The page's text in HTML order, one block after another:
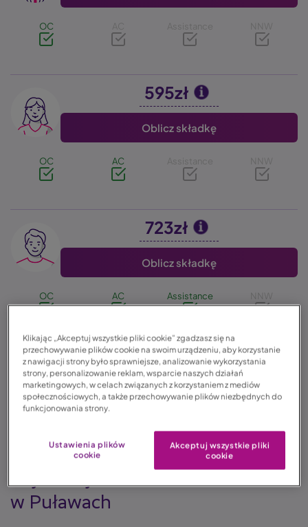
OC AC Assistance NNW
Image 595zł
Oblicz składkę
OC AC Assistance NNW
Image 723zł
Oblicz składkę
OC AC Assistance NNW
06.11.2022
Czas czytania: 3 min. 23 sek.
w Puławach
Klikając „Akceptuj wszystkie pliki cookie” zgadzasz się na
przechowywanie plików cookie na swoim urządzeniu, aby korzystanie
z nawigacji strony było sprawniejsze, analizowanie wykorzystania
strony, personalizowanie reklam, wsparcie naszych działań
marketingowych, w celach związanych z korzystaniem z mediów
społecznościowych, a także przechowywanie plików niezbędnych do
funkcjonowania strony.
Ustawienia plików
cookie
Akceptuj wszystkie pliki
cookie